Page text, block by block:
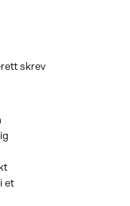
skrev
et